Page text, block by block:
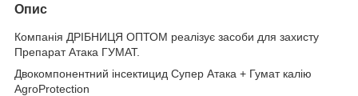
Опис
Компанія ДРІБНИЦЯ ОПТОМ реалізує засоби для захисту
Препарат Атака ГУМАТ.
Двокомпонентний інсектицид Супер Атака + Гумат калію
AgroProtection